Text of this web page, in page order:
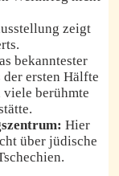
zeigt
bekanntester
ersten Hälfte
viele berühmte
Hier
über jüdische